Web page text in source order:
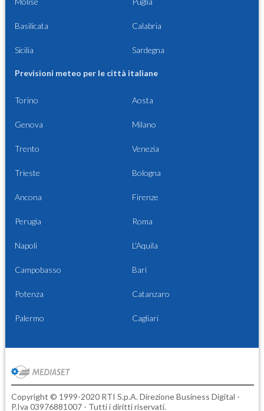
Basilicata Calabria
Sicilia Sardegna
Previsioni meteo per le città italiane
Torino Aosta
Genova Milano
Trento Venezia
Trieste Bologna
Ancona Firenze
Perugia Roma
Napoli L'Aquila
Campobasso Bari
Potenza Catanzaro
Palermo Cagliari
Copyright © 1999-2020 RTI S.p.A. Direzione Business Digital -
P.Iva 03976881007 - Tutti i diritti riservati.